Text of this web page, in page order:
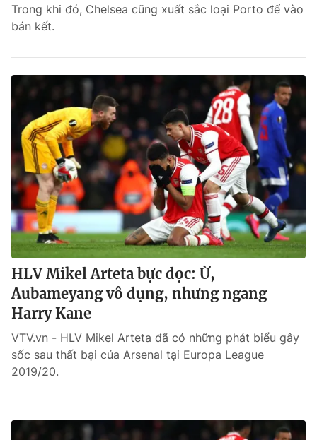
Trong khi đó, Chelsea cũng xuất sắc loại Porto để vào
bán kết.
HLV Mikel Arteta bực dọc: Ừ,
Aubameyang vô dụng, nhưng ngang
Harry Kane
VTV.vn - HLV Mikel Arteta đã có những phát biểu gây
sốc sau thất bại của Arsenal tại Europa League
2019/20.